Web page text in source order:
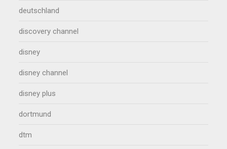
deutschland
discovery channel
disney
disney channel
disney plus
dortmund
dtm